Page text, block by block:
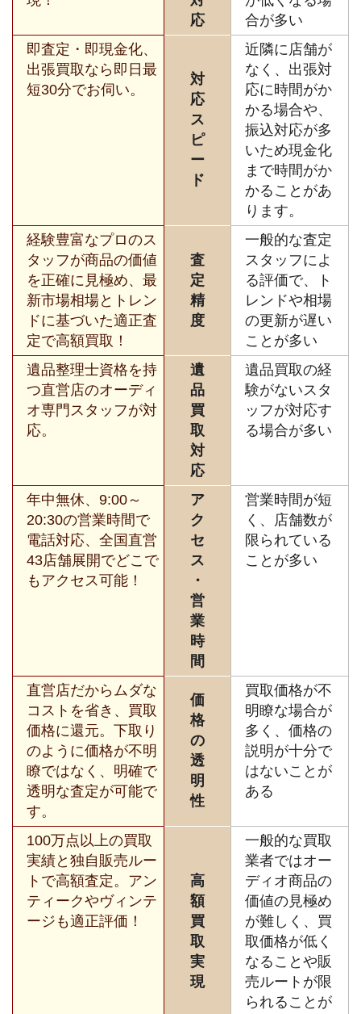
応
合が多い
即査定・即現金化、
出張買取なら即日最
短30分でお伺い。
対
応
ス
ピ
ー
ド
近隣に店舗が
なく、出張対
応に時間がか
かる場合や、
振込対応が多
いため現金化
まで時間がか
かることがあ
ります。
経験豊富なプロのス
タッフが商品の価値
を正確に見極め、最
新市場相場とトレン
ドに基づいた適正査
定で高額買取！
査
定
精
度
一般的な査定
スタッフによ
る評価で、ト
レンドや相場
の更新が遅い
ことが多い
遺品整理士資格を持
つ直営店のオーディ
オ専門スタッフが対
応。
遺
品
買
取
対
応
遺品買取の経
験がないスタ
ッフが対応す
る場合が多い
年中無休、9:00～
20:30の営業時間で
電話対応、全国直営
43店舗展開でどこで
もアクセス可能！
ア
ク
セ
ス
・
営
業
時
間
営業時間が短
く、店舗数が
限られている
ことが多い
直営店だからムダな
コストを省き、買取
価格に還元。下取り
のように価格が不明
瞭ではなく、明確で
透明な査定が可能で
す。
価
格
の
透
明
性
買取価格が不
明瞭な場合が
多く、価格の
説明が十分で
はないことが
ある
100万点以上の買取
実績と独自販売ルー
トで高額査定。アン
ティークやヴィンテ
ージも適正評価！
高
額
買
取
実
現
一般的な買取
業者ではオー
ディオ商品の
価値の見極め
が難しく、買
取価格が低く
なることや販
売ルートが限
られることが